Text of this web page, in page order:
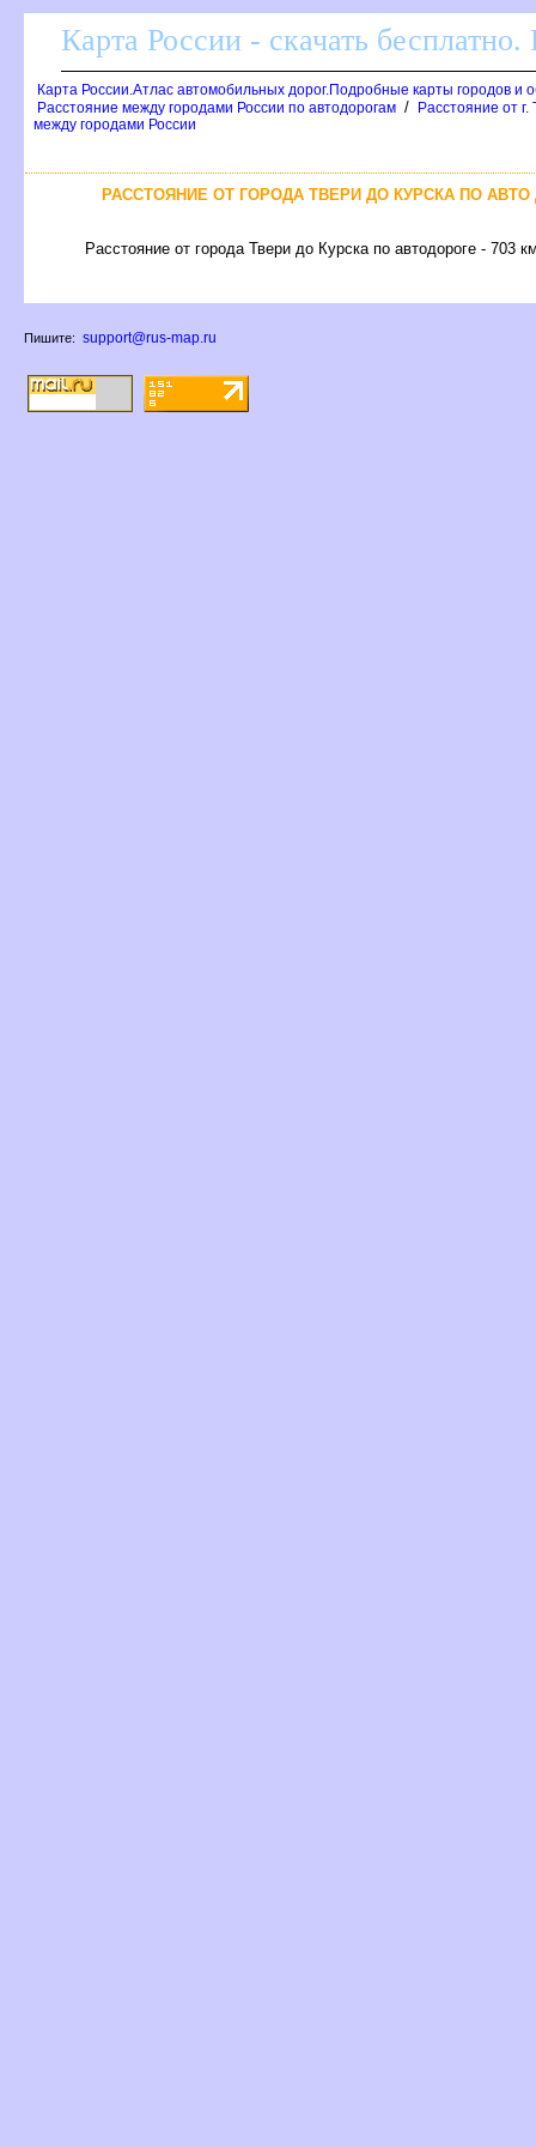
Карта России - скачать
Карта России.Атлас автомобильных дорог.Подробные карты городов и
Расстояние между городами России по автодорогам /
Расстояние от
между городами России
РАССТОЯНИЕ ОТ ГОРОДА ТВЕРИ ДО КУРСКА ПО
Расстояние от города Твери до Курска по автодороге - 703
Пишите: support@rus-map.ru